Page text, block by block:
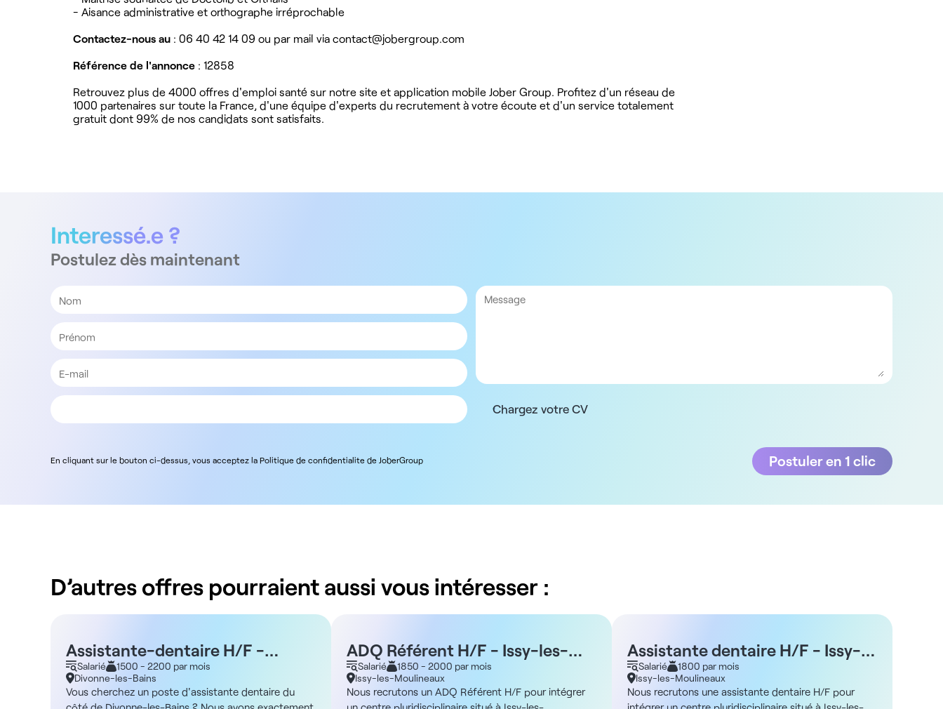
- Aisance administrative et orthographe irréprochable
Contactez-nous au : 06 40 42 14 09 ou par mail via contact@jobergroup.com
Référence de l'annonce : 12858
Retrouvez plus de 4000 offres d'emploi santé sur notre site et application mobile Jober Group. Profitez d'un réseau de
1000 partenaires sur toute la France, d'une équipe d'experts du recrutement à votre écoute et d'un service totalement
gratuit dont 99% de nos candidats sont satisfaits.
Interessé.e ?
Postulez dès maintenant
Chargez votre CV
En cliquant sur le bouton ci-dessus, vous acceptez la Politique de confidentialite de JoberGroup Postuler en 1 clic
D’autres offres pourraient aussi vous intéresser :
Assistante-dentaire H/F -
Divonne les bains 01
Salarié
1500 - 2200 par mois
Divonne-les-Bains
Vous cherchez un poste d'assistante dentaire du
ADQ Référent H/F - Issy-les-
Moulineaux 92
Salarié
1850 - 2000 par mois
Issy-les-Moulineaux
Nous recrutons un ADQ Référent H/F pour intégrer
Assistante dentaire H/F - Issy-
les-Moulineaux 92
Salarié
1800 par mois
Issy-les-Moulineaux
Nous recrutons une assistante dentaire H/F pour